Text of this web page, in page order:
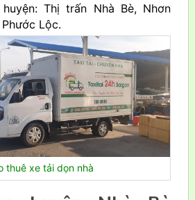
Thị trấn Nhà Bè, Nhơn
Lộc.
thuê xe tải dọn nhà